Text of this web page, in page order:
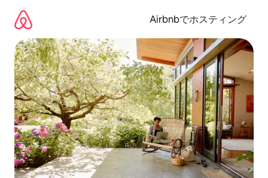
Airbnbでホスティング